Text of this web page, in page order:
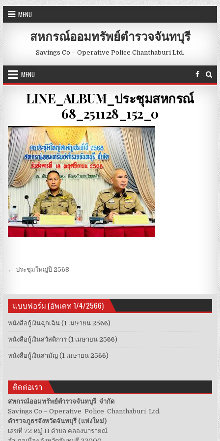
Skip to content
MENU
สหกรณ์ออมทรัพย์ตำรวจจันทบุรี
Savings Co – Operative Police Chanthaburi Ltd.
MENU
LINE_ALBUM_ประชุมสหกรณ์
68_251128_152_0
Post navigation
← ประชุมใหญ่ปี 2568
แบบฟอร์ม (อัพเดท 1/4/2566)
หนังสือกู้เงินฉุกเฉิน (1 เมษายน 2566)
หนังสือกู้เงินสวัสดิการ (1 เมษายน 2566)
หนังสือกู้เงินสามัญ (1 เมษายน 2566)
ติดต่อเรา
สหกรณ์ออมทรัพย์ตำรวจจันทบุรี จำกัด
Savings Co – Operative Police Chanthaburi Ltd.
ตำรวจภูธรจังหวัดจันทบุรี (แห่งใหม่)
เลขที่ 72 หมู่ 11 ตำบล คลองนารายณ์